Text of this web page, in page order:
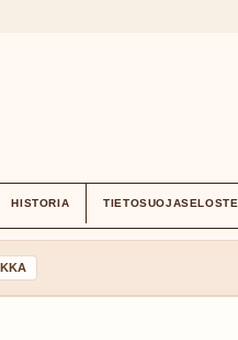
HISTORIA TIETOSUOJASELOSTE